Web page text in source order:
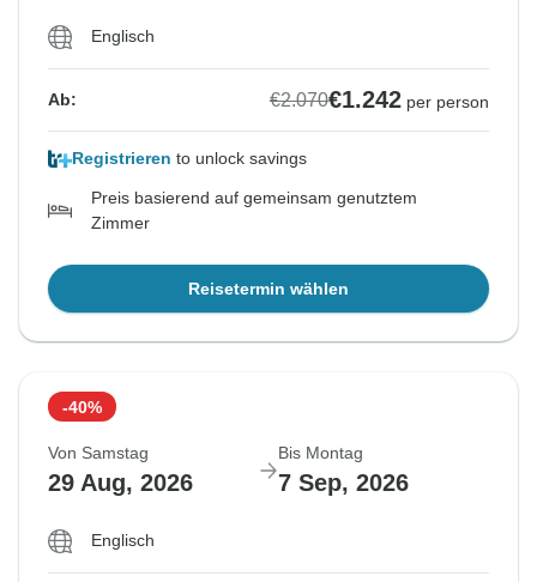
Englisch
Ab: €2.070€1.242 per person
Registrieren to unlock savings
Preis basierend auf gemeinsam genutztem
Zimmer
Reisetermin wählen
-40%
Von Samstag
29 Aug, 2026
Bis Montag
7 Sep, 2026
Englisch